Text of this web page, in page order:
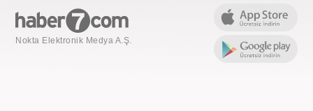
Nokta Elektronik Medya A.Ş.